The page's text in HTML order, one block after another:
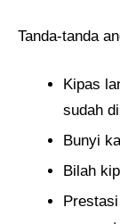
Tanda-tanda
Kipas
sudah
Bunyi
Bilah